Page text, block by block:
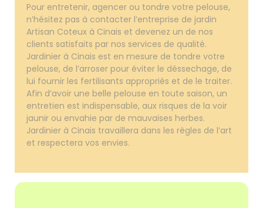
Pour entretenir, agencer ou tondre votre pelouse,
n’hésitez pas à contacter l’entreprise de jardin
Artisan Coteux à Cinais et devenez un de nos
clients satisfaits par nos services de qualité.
Jardinier à Cinais est en mesure de tondre votre
pelouse, de l’arroser pour éviter le déssechage, de
lui fournir les fertilisants appropriés et de le traiter.
Afin d’avoir une belle pelouse en toute saison, un
entretien est indispensable, aux risques de la voir
jaunir ou envahie par de mauvaises herbes.
Jardinier à Cinais travaillera dans les règles de l’art
et respectera vos envies.